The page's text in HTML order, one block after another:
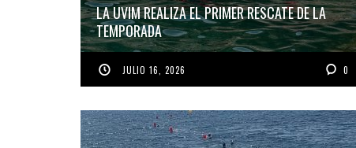
LA UVIM REALIZA EL PRIMER RESCATE DE LA
TEMPORADA
JULIO 16, 2026 0